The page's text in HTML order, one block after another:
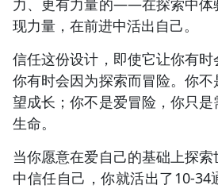
力、更有力量的——在探索中体
现力量，在前进中活出自己。
信任这份设计，即使它让你有
你有时会因为探索而冒险。你
望成长；你不是爱冒险，你只
生命。
当你愿意在爱自己的基础上探
中信任自己，你就活出了10-34